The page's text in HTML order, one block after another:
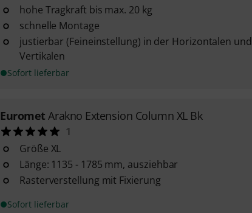
hohe Tragkraft bis max. 20 kg
schnelle Montage
justierbar (Feineinstellung) in der Horizontalen und
Vertikalen
Sofort lieferbar
Euromet Arakno Extension Column XL Bk
1
Größe XL
Länge: 1135 - 1785 mm, ausziehbar
Rasterverstellung mit Fixierung
Sofort lieferbar